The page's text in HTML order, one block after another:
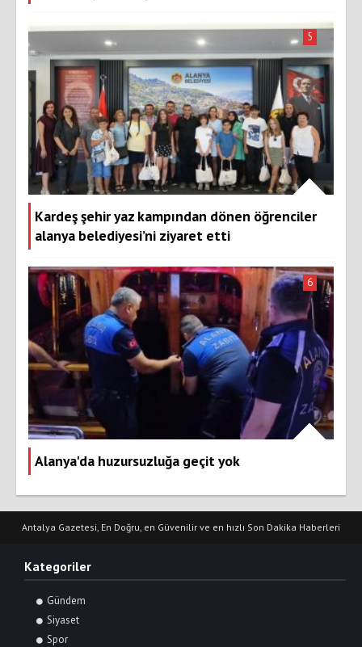
Kardeş şehir yaz kampından dönen öğrenciler
alanya belediyesi’ni ziyaret etti
5
Alanya'da huzursuzluğa geçit yok
6
Antalya Gazetesi, En Doğru, en Güvenilir ve en hızlı Son Dakika Haberleri
Kategoriler
Gündem
Siyaset
Spor